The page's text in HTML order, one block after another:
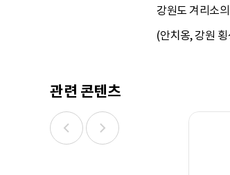
강원도 겨리소
(안치옹, 강원
관련 콘텐츠